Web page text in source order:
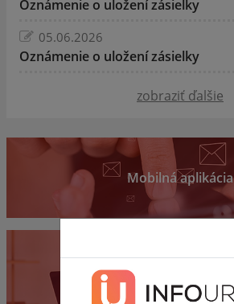
Oznámenie o uložení zásielky
05.06.2026
Oznámenie o uložení zásielky
zobraziť ďalšie
Mobilná aplikácia